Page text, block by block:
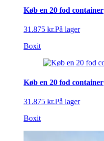
Køb en 20 fod container
31.875 kr.På lager
Boxit
Køb en 20 fod container
31.875 kr.På lager
Boxit